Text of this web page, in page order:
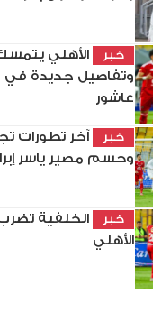
خبر
الأهلي
وتفاصيل جديدة في
عاشور
خبر
آخر تطورات
وحسم مصير ياسر
خبر
الخلفية
الأهلي